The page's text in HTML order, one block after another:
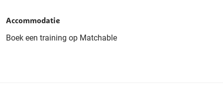
Accommodatie
Boek een training op Matchable